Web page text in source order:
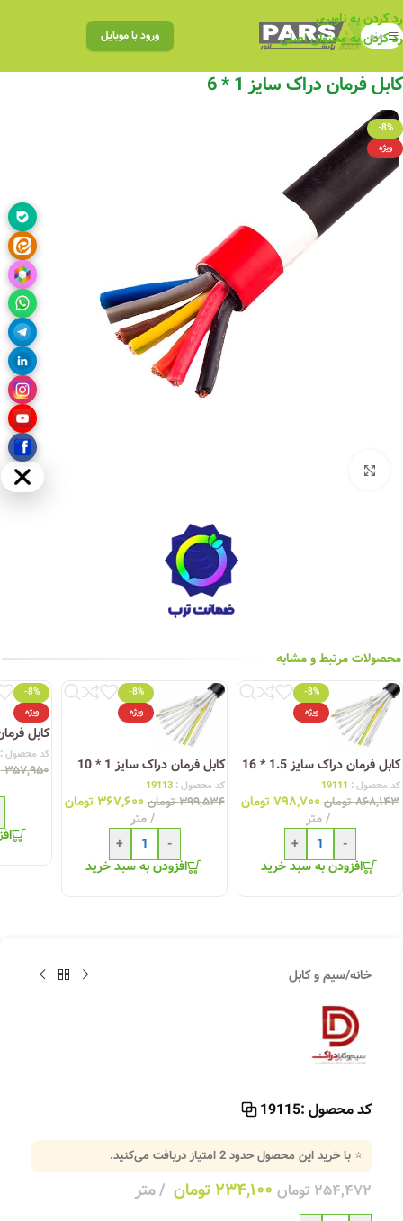
رد کردن به ناوبری
رد کردن به محتوای اصلی
منو ورود با موبایل
کابل فرمان دراک سایز 1 * 6
-8%
ویژه
محصولات مرتبط و مشابه
-8%
ویژه
کابل فرمان دراک سایز 1.5 * 16
کد محصول : 19111
۸۶۸,۱۴۳ تومان ۷۹۸,۷۰۰تومان
متر
-
+
افزودن به سبد خرید
-8%
ویژه
کابل فرمان دراک سایز 1 * 10
کد محصول : 19113
۳۹۹,۵۳۴ تومان ۳۶۷,۶۰۰ تومان
متر
-
+
افزودن به سبد خرید
-8%
ویژه
کابل فرمان
کد محصول
۳۵۷,۹۵۰
خانه/سیم و کابل
کد محصول :19115
⭐ با خرید این محصول حدود2امتیاز دریافت می‌کنید.
۲۵۴,۴۷۲تومان ۲۳۴,۱۰۰ تومان متر